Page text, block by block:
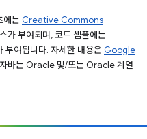
에는 Creative Commons
가 부여되며, 코드 샘플에는
부여됩니다. 자세한 내용은 Google
바는 Oracle 및/또는 Oracle 계열